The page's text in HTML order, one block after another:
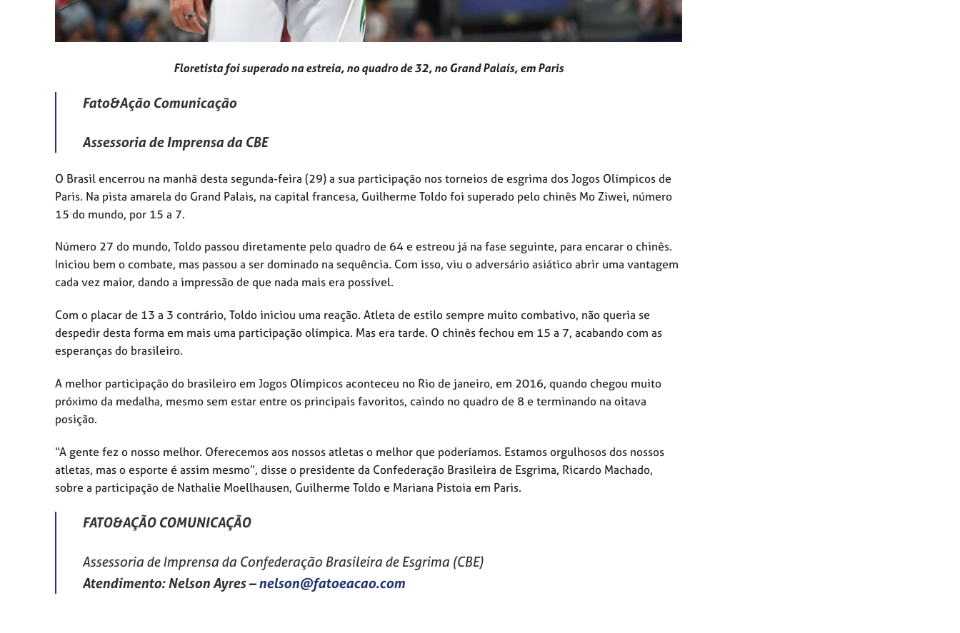
Floretista foi superado na estreia, no quadro de 32, no Grand Palais, em Paris
Fato&Ação Comunicação
Assessoria de Imprensa da CBE
O Brasil encerrou na manhã desta segunda-feira (29) a sua participação nos torneios de esgrima dos Jogos Olímpicos de
Paris. Na pista amarela do Grand Palais, na capital francesa, Guilherme Toldo foi superado pelo chinês Mo Ziwei, número
15 do mundo, por 15 a 7.
Número 27 do mundo, Toldo passou diretamente pelo quadro de 64 e estreou já na fase seguinte, para encarar o chinês.
Iniciou bem o combate, mas passou a ser dominado na sequência. Com isso, viu o adversário asiático abrir uma vantagem
cada vez maior, dando a impressão de que nada mais era possível.
Com o placar de 13 a 3 contrário, Toldo iniciou uma reação. Atleta de estilo sempre muito combativo, não queria se
despedir desta forma em mais uma participação olímpica. Mas era tarde. O chinês fechou em 15 a 7, acabando com as
esperanças do brasileiro.
A melhor participação do brasileiro em Jogos Olímpicos aconteceu no Rio de janeiro, em 2016, quando chegou muito
próximo da medalha, mesmo sem estar entre os principais favoritos, caindo no quadro de 8 e terminando na oitava
posição.
“A gente fez o nosso melhor. Oferecemos aos nossos atletas o melhor que poderíamos. Estamos orgulhosos dos nossos
atletas, mas o esporte é assim mesmo”, disse o presidente da Confederação Brasileira de Esgrima, Ricardo Machado,
sobre a participação de Nathalie Moellhausen, Guilherme Toldo e Mariana Pistoia em Paris.
FATO&AÇÃO COMUNICAÇÃO
Assessoria de Imprensa da Confederação Brasileira de Esgrima (CBE)
Atendimento: Nelson Ayres–nelson@fatoeacao.com